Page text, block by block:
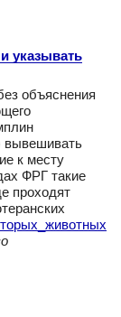
указывать
объяснения
вывешивать
к месту
ФРГ такие
проходят